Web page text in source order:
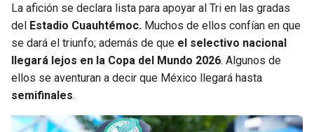
La afición se declara lista para apoyar al Tri en las gradas
del Estadio Cuauhtémoc. Muchos de ellos confían en que
se dará el triunfo; además de que el selectivo nacional
llegará lejos en la Copa del Mundo 2026. Algunos de
ellos se aventuran a decir que México llegará hasta
semifinales.